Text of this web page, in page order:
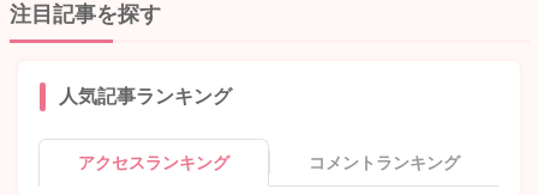
注目記事を探す
人気記事ランキング
アクセスランキング コメントランキング